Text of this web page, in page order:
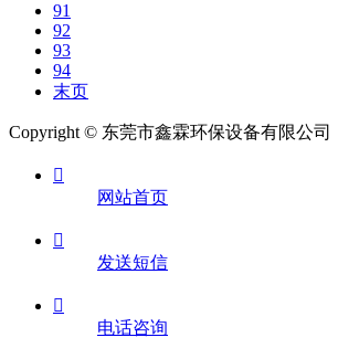
91
92
93
94
末页
Copyright © 东莞市鑫霖环保设备有限公司

网站首页

发送短信

电话咨询